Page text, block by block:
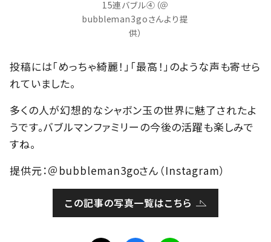
15連バブル④（＠
bubbleman3goさんより提
供）
投稿には「めっちゃ綺麗！」「最高！」のような声も寄せら
れていました。
多くの人が幻想的なシャボン玉の世界に魅了されたよ
うです。バブルマンファミリーの今後の活躍も楽しみで
すね。
提供元：＠bubbleman3goさん（Instagram）
この記事の写真一覧はこちら